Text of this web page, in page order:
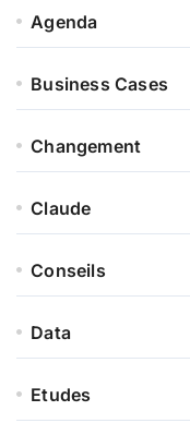
Agenda
Business Cases
Changement
Claude
Conseils
Data
Etudes